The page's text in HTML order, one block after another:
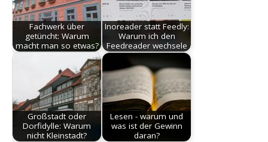
Fachwerk über
getüncht: Warum
macht man so etwas?
Inoreader statt Feedly:
Warum ich den
Feedreader wechsele
Großstadt oder
Dorfidylle: Warum
nicht Kleinstadt?
Lesen - warum und
was ist der Gewinn
daran?